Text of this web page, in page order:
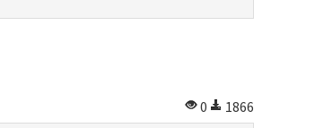
0
1866